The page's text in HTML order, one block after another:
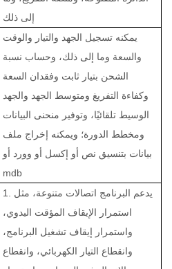
إلى ذلك
يمكنه تسجيل الجهد والتيار والوقت
والسعة وما إلى ذلك، وحساب نسبة
الشحن بتيار ثابت وفقدان السعة
وكفاءة التفريغ ومتوسط الجهد والجهد
الوسيط تلقائيًا، وتوفير منحنى البيانات
ومخطط الدورة؛ ويمكنه إخراج ملف
بيانات بتنسيق نص أو إكسل أو وورد أو
mdb
1. يدعم البرنامج اتصالات متنوعة، مثل
استمرار الإيقاف المؤقت اليدوي،
واستمرار إيقاف تشغيل البرنامج،
وانقطاع التيار الكهربائي، وانقطاع